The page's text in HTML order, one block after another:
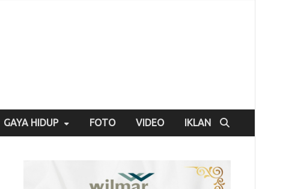
GAYA HIDUP FOTO VIDEO IKLAN